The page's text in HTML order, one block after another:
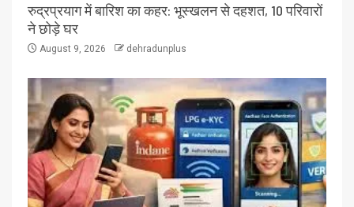
रुद्रप्रयाग में बारिश का कहर: भूस्खलन से दहशत, 10 परिवारों
ने छोड़े घर
August 9, 2026 dehradunplus